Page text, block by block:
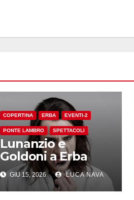
COPERTINA ERBA EVENTI-2
PONTE LAMBRO SPETTACOLI
Lunanzio e
Goldoni a Erba
GIU 15, 2026 LUCA NAVA